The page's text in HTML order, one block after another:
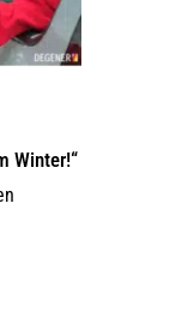
Winter!“